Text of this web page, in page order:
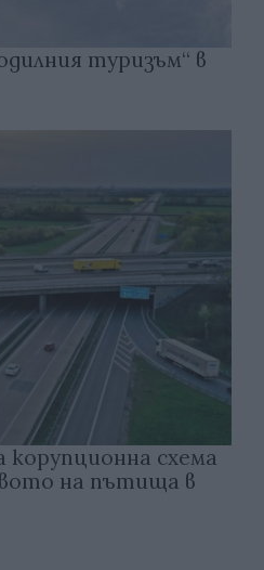
туризъм“ в
корупционна схема
на пътища в